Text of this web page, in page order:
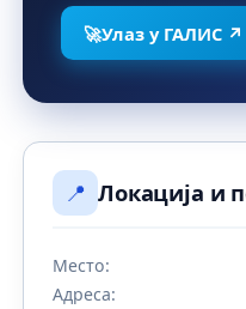
🚀Улаз у ГАЛИС ↗
📍 Локација и
Место:
Адреса: